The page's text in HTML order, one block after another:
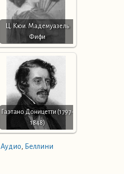
Ц. Кюи. Мадемуазель
Фифи
Гаэтано Доницетти (1797-
1848)
Аудио, Беллини